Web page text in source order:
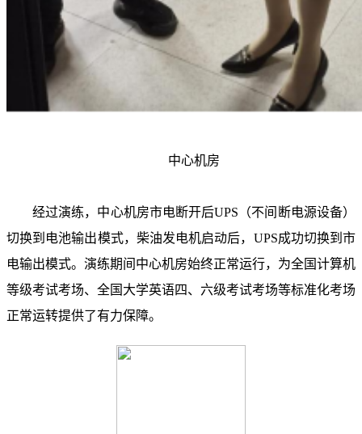
中心机房
经过演练，中心机房市电断开后UPS（不间断电源设备）
切换到电池输出模式，柴油发电机启动后， UPS成功切换到市
电输出模式。演练期间中心机房始终正常运行，为全国计算机
等级考试考场、全国大学英语四、六级考试考场等标准化考场
正常运转提供了有力保障。